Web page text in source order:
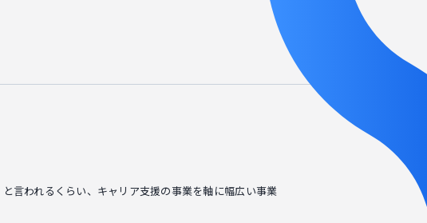
言われるくらい、キャリア支援の事業を軸に幅広い事業